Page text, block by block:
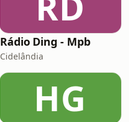
Rádio Ding - Mpb
Cidelândia
HG